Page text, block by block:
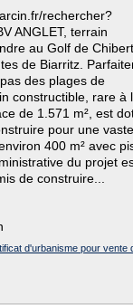
rechercher?
ANGLET, terrain
au Golf de
de Biarritz.
des plages de
constructible, rare à
de 1.571 m², est
pour une
400 m² avec
du projet
de construire...
d'urbanisme pour vente